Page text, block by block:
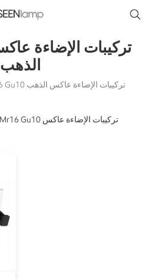
الذهب
Mr16 Gu10 تركيبات الإضاءة عاكس الذهب